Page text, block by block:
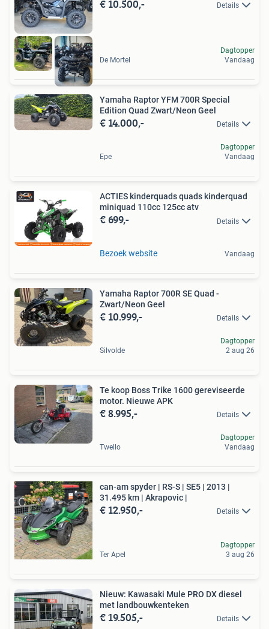
€ 10.500,- Details
De Mortel
Dagtopper
Vandaag
Yamaha Raptor YFM 700R Special
Edition Quad Zwart/Neon Geel
€ 14.000,- Details
Epe
Dagtopper
Vandaag
ACTIES kinderquads quads kinderquad
miniquad 110cc 125cc atv
€ 699,- Details
Bezoek website Vandaag
Yamaha Raptor 700R SE Quad -
Zwart/Neon Geel
€ 10.999,- Details
Silvolde
Dagtopper
2 aug 26
Te koop Boss Trike 1600 gereviseerde
motor. Nieuwe APK
€ 8.995,- Details
Twello
Dagtopper
Vandaag
can-am spyder | RS-S | SE5 | 2013 |
31.495 km | Akrapovic |
€ 12.950,- Details
Ter Apel
Dagtopper
3 aug 26
Nieuw: Kawasaki Mule PRO DX diesel
met landbouwkenteken
€ 19.505,- Details